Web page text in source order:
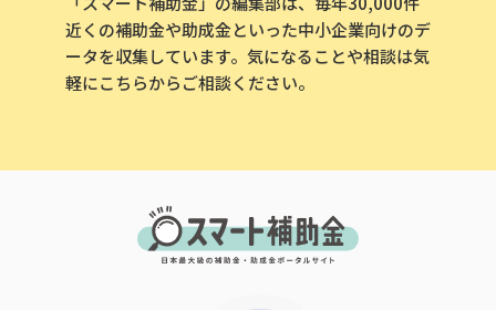
近くの補助金や助成金といった中小企業向けのデ
ータを収集しています。気になることや相談は気
軽にこちらからご相談ください。